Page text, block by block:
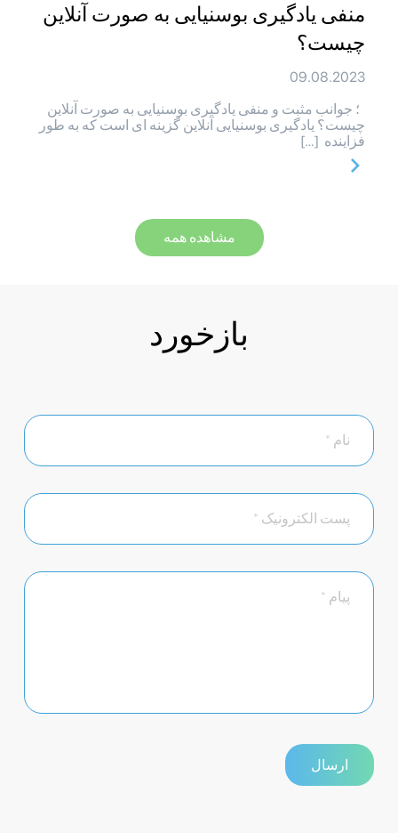
منفی یادگیری بوسنیایی به صورت آنلاین
چیست؟
09.08.2023
؛ جوانب مثبت و منفی یادگیری بوسنیایی به صورت آنلاین
چیست؟ یادگیری بوسنیایی آنلاین گزینه ای است که به طور
فزاینده […]
مشاهده همه
بازخورد